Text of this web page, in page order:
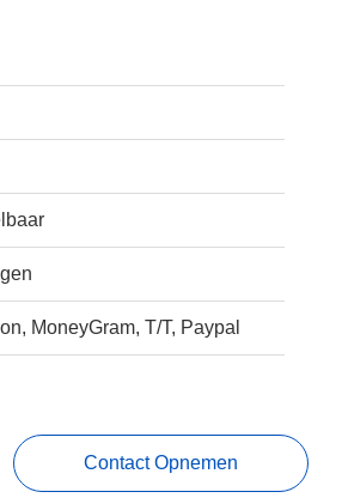
MoneyGram, T/T, Paypal
Contact Opnemen